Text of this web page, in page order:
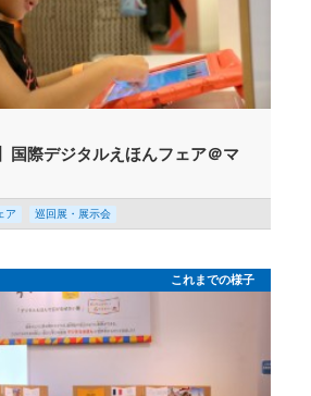
国際デジタルえほんフェア＠マ
ア 巡回展・展示会
これまでの様子